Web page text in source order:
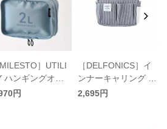
MILESTO］UTILI
ハンギングオー
イザー 2L／ミレ
円
［DELFONICS］イ
ンナーキャリング デ
ニムS ポーチ／デル
2,695円